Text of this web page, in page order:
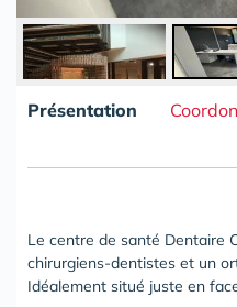
Présentation
Le centre de santé Dentaire
chirurgiens-dentistes et un
Idéalement situé juste en